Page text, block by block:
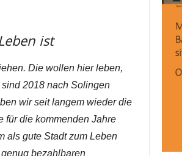
ist
Die wollen hier leben,
2018 nach Solingen
wir seit langem wieder die
für die kommenden Jahre
als gute Stadt zum Leben
bezahlbaren